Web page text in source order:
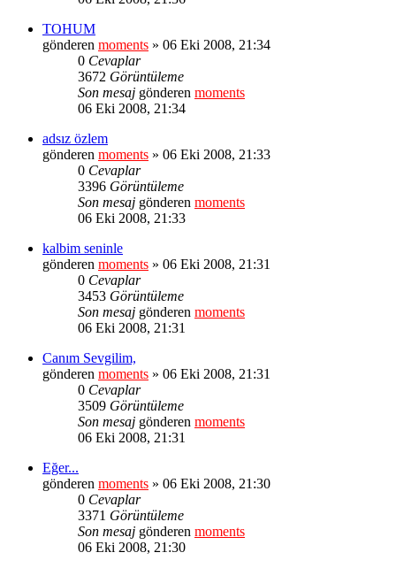
TOHUM
gönderen moments » 06 Eki 2008, 21:34
0 Cevaplar
3672 Görüntüleme
Son mesaj gönderen moments
06 Eki 2008, 21:34
adsız özlem
gönderen moments » 06 Eki 2008, 21:33
0 Cevaplar
3396 Görüntüleme
Son mesaj gönderen moments
06 Eki 2008, 21:33
kalbim seninle
gönderen moments » 06 Eki 2008, 21:31
0 Cevaplar
3453 Görüntüleme
Son mesaj gönderen moments
06 Eki 2008, 21:31
Canım Sevgilim,
gönderen moments » 06 Eki 2008, 21:31
0 Cevaplar
3509 Görüntüleme
Son mesaj gönderen moments
06 Eki 2008, 21:31
Eğer...
gönderen moments » 06 Eki 2008, 21:30
0 Cevaplar
3371 Görüntüleme
Son mesaj gönderen moments
06 Eki 2008, 21:30